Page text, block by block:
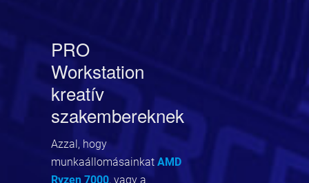
PRO
Workstation
kreatív
szakembereknek
Azzal, hogy
munkaállomásainkat AMD
Ryzen 7000, vagy a